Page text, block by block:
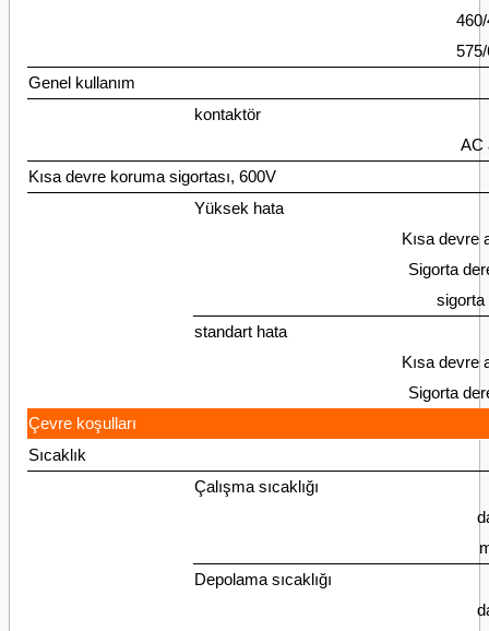
Genel kullanım
kontaktör
AC
Kısa devre koruma sigortası, 600V
Yüksek hata
Kısa devre
Sigorta
sigorta
standart hata
Kısa devre
Sigorta
Çevre koşulları
Sıcaklık
Çalışma sıcaklığı
Depolama sıcaklığı